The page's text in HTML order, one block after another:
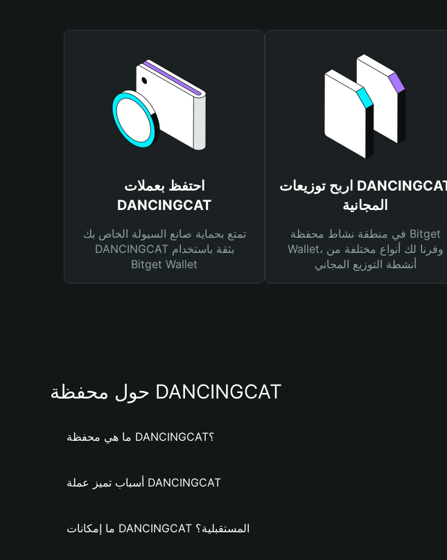
احتفظ بعملات
DANCINGCAT
تمتع بحماية صانع السيولة الخاص بك
DANCINGCAT بثقة باستخدام
Bitget Wallet
اربح توزيعات DANCINGCAT
المجانية
في منطقة نشاط محفظة Bitget
Wallet، وفرنا لك أنواع مختلفة من
أنشطة التوزيع المجاني
حول محفظة DANCINGCAT
ما هي محفظة DANCINGCAT؟
أسباب تميز عملة DANCINGCAT
ما إمكانات DANCINGCAT المستقبلية؟